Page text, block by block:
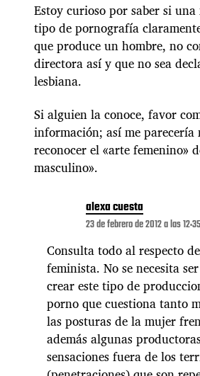
Estoy curioso por saber si
tipo de pornografía
que produce un hombre, no
directora así y que no sea
lesbiana.
Si alguien la conoce, favor
información; así me parecería
reconocer el «arte femenino»
masculino».
alexa cuesta
23 de febrero de 2012 a las
Consulta todo al respecto
feminista. No se necesita
crear este tipo de
porno que cuestiona tanto
las posturas de la mujer
además algunas
sensaciones fuera de los